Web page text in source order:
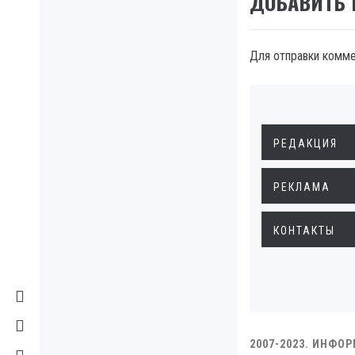
Для отправки
РЕДАКЦИЯ
РЕКЛАМА
КОНТАКТЫ
2007-2023.